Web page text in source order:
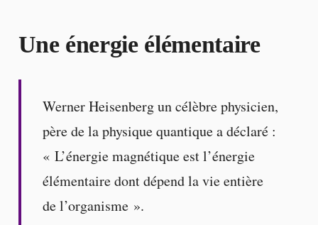
Une énergie élémentaire
Werner Heisenberg un célèbre physicien,
père de la physique quantique a déclaré :
« L’énergie magnétique est l’énergie
élémentaire dont dépend la vie entière
de l’organisme ».